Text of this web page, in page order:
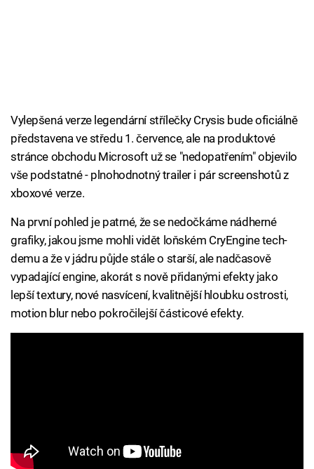
Vylepšená verze legendární střílečky Crysis bude oficiálně
představena ve středu 1. července, ale na produktové
stránce obchodu Microsoft už se "nedopatřením" objevilo
vše podstatné - plnohodnotný trailer i pár screenshotů z
xboxové verze.
Na první pohled je patrné, že se nedočkáme nádherné
grafiky, jakou jsme mohli vidět loňském CryEngine tech-
demu a že v jádru půjde stále o starší, ale nadčasově
vypadající engine, akorát s nově přidanými efekty jako
lepší textury, nové nasvícení, kvalitnější hloubku ostrosti,
motion blur nebo pokročilejší částicové efekty.